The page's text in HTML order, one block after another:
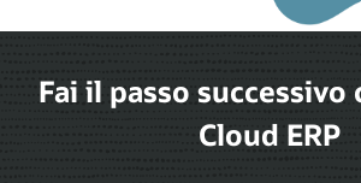
Fai il passo successivo
Cloud ERP